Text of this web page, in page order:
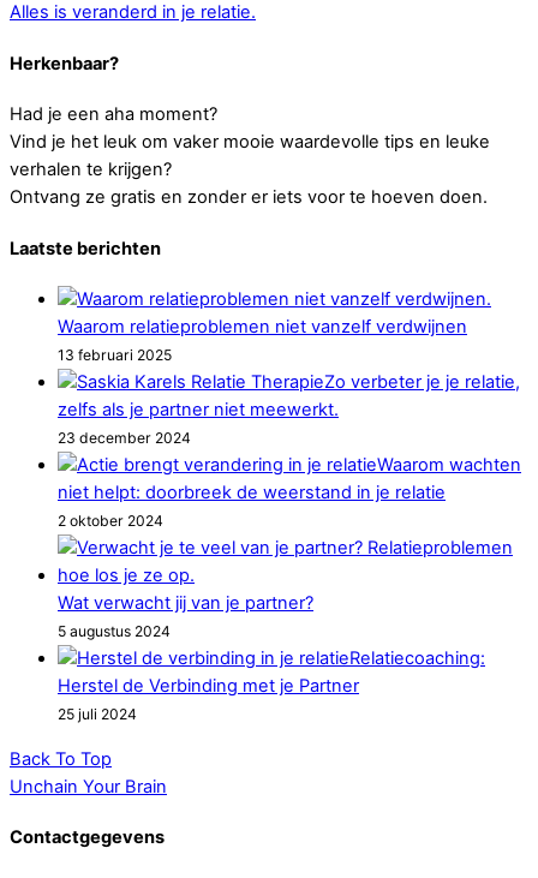
Alles is veranderd in je relatie.
Herkenbaar?
Had je een aha moment?
Vind je het leuk om vaker mooie waardevolle tips en leuke
verhalen te krijgen?
Ontvang ze gratis en zonder er iets voor te hoeven doen.
Laatste berichten
Waarom relatieproblemen niet vanzelf verdwijnen
13 februari 2025
Zo verbeter je je relatie,
zelfs als je partner niet meewerkt.
23 december 2024
Waarom wachten
niet helpt: doorbreek de weerstand in je relatie
2 oktober 2024
Wat verwacht jij van je partner?
5 augustus 2024
Relatiecoaching:
Herstel de Verbinding met je Partner
25 juli 2024
Back To Top
Unchain Your Brain
Contactgegevens